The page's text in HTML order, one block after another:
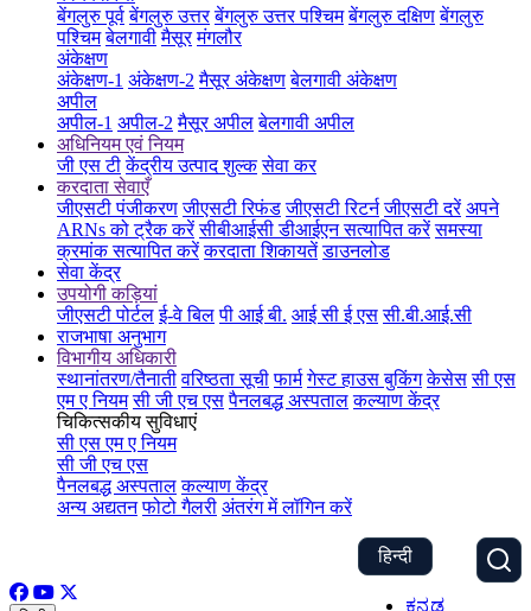
बेंगलुरु पूर्व बेंगलुरु उत्तर बेंगलुरु उत्तर पश्चिम बेंगलुरु दक्षिण बेंगलुरु
पश्चिम बेलगावी मैसूर मंगलौर
अंकेक्षण
अंकेक्षण-1 अंकेक्षण-2 मैसूर अंकेक्षण बेलगावी अंकेक्षण
अपील
अपील-1 अपील-2 मैसूर अपील बेलगावी अपील
अधिनियम एवं नियम
जी एस टी केंद्रीय उत्पाद शुल्क सेवा कर
करदाता सेवाएँ
जीएसटी पंजीकरण जीएसटी रिफंड जीएसटी रिटर्न जीएसटी दरें अपने
ARNs को ट्रैक करें सीबीआईसी डीआईएन सत्यापित करें समस्या
क्रमांक सत्यापित करें करदाता शिकायतें डाउनलोड
सेवा केंद्र
उपयोगी कड़ियां
जीएसटी पोर्टल ई-वे बिल पी आई बी. आई सी ई एस सी.बी.आई.सी
राजभाषा अनुभाग
विभागीय अधिकारी
स्थानांतरण/तैनाती वरिष्ठता सूची फार्म गेस्ट हाउस बुकिंग केसेस सी एस
एम ए नियम सी जी एच एस पैनलबद्ध अस्पताल कल्याण केंद्र
चिकित्सकीय सुविधाएं
सी एस एम ए नियम
सी जी एच एस
पैनलबद्ध अस्पताल कल्याण केंद्र
अन्य अद्यतन फोटो गैलरी अंतरंग में लॉगिन करें
हिन्दी
ಕನ್ನಡ